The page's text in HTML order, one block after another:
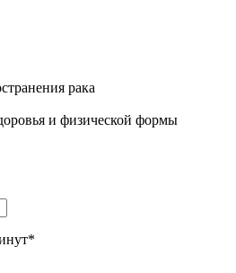
рака
и физической формы